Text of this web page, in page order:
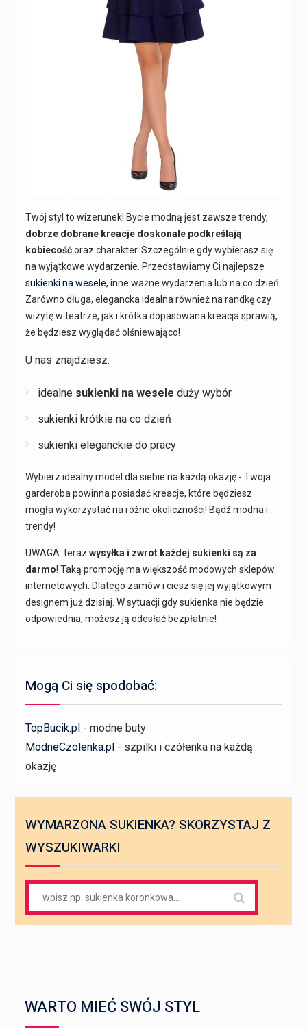
Twój styl to wizerunek! Bycie modną jest zawsze trendy,
dobrze dobrane kreacje doskonale podkreślają
kobiecośćoraz charakter. Szczególnie gdy wybierasz się
na wyjątkowe wydarzenie. Przedstawiamy Ci najlepsze
sukienki na wesele, inne ważne wydarzenia lub na co dzień.
Zarówno długa, elegancka idealna również na randkę czy
wizytę w teatrze, jak i krótka dopasowana kreacja sprawią,
że będziesz wyglądać olśniewająco!
U nas znajdziesz:
idealne sukienki na wesele duży wybór
sukienki krótkie na co dzień
sukienki eleganckie do pracy
Wybierz idealny model dla siebie na każdą okazję - Twoja
garderoba powinna posiadać kreacje, które będziesz
mogła wykorzystać na różne okoliczności! Bądź modna i
trendy!
UWAGA: teraz wysyłka i zwrot każdej sukienki są za
darmo! Taką promocję ma większość modowych sklepów
internetowych. Dlatego zamów i ciesz się jej wyjątkowym
designem już dzisiaj. W sytuacji gdy sukienka nie będzie
odpowiednia, możesz ją odesłać bezpłatnie!
Mogą Ci się spodobać:
TopBucik.pl - modne buty
ModneCzolenka.pl - szpilki i czółenka na każdą
okazję
WYMARZONA SUKIENKA? SKORZYSTAJ Z
WYSZUKIWARKI
for:
WARTO MIEĆ SWÓJ STYL